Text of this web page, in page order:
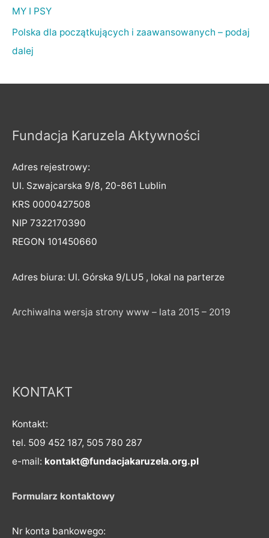
MY I PSY
Polska dla początkujących i zaawansowanych – podaj
dalej
Fundacja Karuzela Aktywności
Adres rejestrowy:
Ul. Szwajcarska 9/8, 20-861 Lublin
KRS 0000427508
NIP 7322170390
REGON 101450660
Adres biura: Ul. Górska 9/LU5 , lokal na parterze
Archiwalna wersja strony www – lata 2015 – 2019
KONTAKT
Kontakt:
tel. 509 452 187, 505 780 287
e-mail: kontakt@fundacjakaruzela.org.pl
Formularz kontaktowy
Nr konta bankowego: